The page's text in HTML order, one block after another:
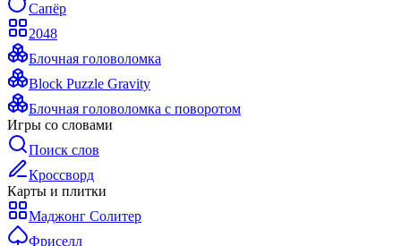
Сапёр
2048
Блочная головоломка
Block Puzzle Gravity
Блочная головоломка с поворотом
Игры со словами
Поиск слов
Кроссворд
Карты и плитки
Маджонг Солитер
Фриселл